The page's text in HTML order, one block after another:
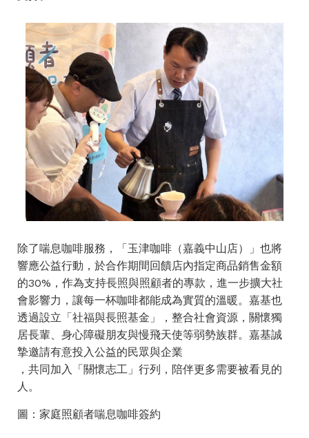
除了喘息咖啡服務，「玉津咖啡（嘉義中山店）」也將
響應公益行動，於合作期間回饋店內指定商品銷售金額
的30%，作為支持長照與照顧者的專款，進一步擴大社
會影響力，讓每一杯咖啡都能成為實質的溫暖。嘉基也
透過設立「社福與長照基金」，整合社會資源，關懷獨
居長輩、身心障礙朋友與慢飛天使等弱勢族群。嘉基誠
摯邀請有意投入公益的民眾與企業
，共同加入「關懷志工」行列，陪伴更多需要被看見的
人。
圖：家庭照顧者喘息咖啡簽約